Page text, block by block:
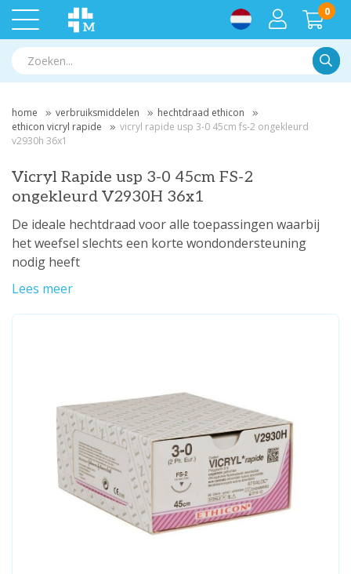
0
home verbruiksmiddelen
hechtdraad ethicon
ethicon vicryl rapide
vicryl rapide usp 3-0 45cm fs-2 ongekleurd
v2930h 36x1
Vicryl Rapide usp 3-0 45cm FS-2
ongekleurd V2930H 36x1
De ideale hechtdraad voor alle toepassingen waarbij
het weefsel slechts een korte wondondersteuning
nodig heeft
Lees meer